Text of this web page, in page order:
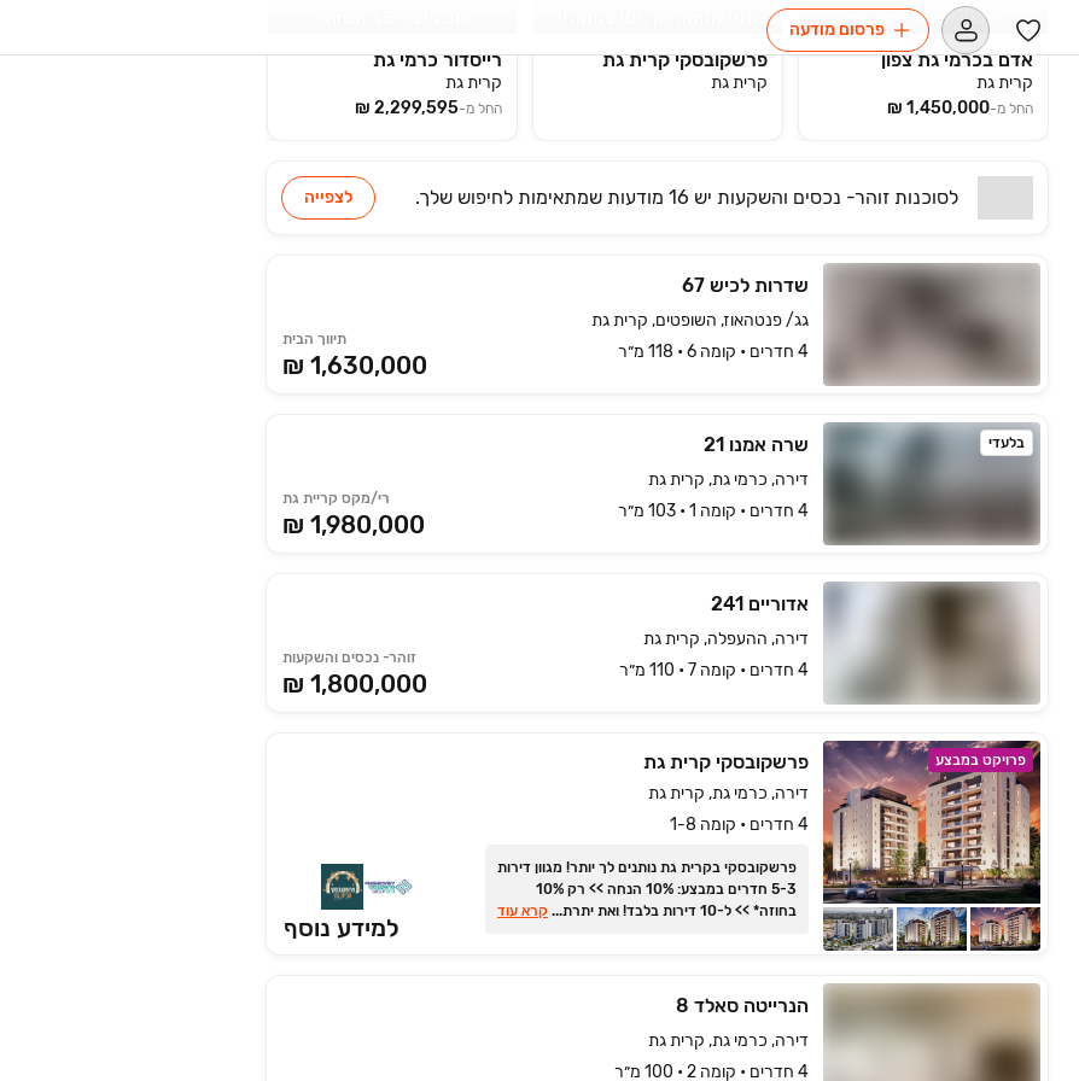
פרסום מודעה
תכנון אדריכלי מוקפד
אדם בכרמי גת צפון
קרית גת
החל מ-
פרשקובסקי קרית גת
קרית גת
רייסדור כרמי גת
קרית גת
החל מ-
לסוכנות זוהר- נכסים והשקעות יש 16 מודעות שמתאימות לחיפוש שלך. לצפייה
תיווך הבית
₪ 1,630,000
שדרות לכיש 67
גג/ פנטהאוז, השופטים, קרית גת
4 חדרים • קומה ‎6‏ • 118 מ״ר
בלעדי
רי/מקס קריית גת
₪ 1,980,000
שרה אמנו 21
דירה, כרמי גת, קרית גת
4 חדרים • קומה ‎1‏ • 103 מ״ר
זוהר- נכסים והשקעות
₪ 1,800,000
אדוריים 241
דירה, ההעפלה, קרית גת
4 חדרים • קומה ‎7‏ • 110 מ״ר
פרויקט במבצע פרשקובסקי קרית גת
דירה, כרמי גת, קרית גת
4 חדרים • קומה 1-8
פרשקובסקי בקרית גת נותנים לך יותר! מגוון דירות
‏3‏-‏5 חדרים במבצע: ‏10% הנחה >> רק ‏10%
בחוזה* >> ל‏-‏10 דירות בלבד! ואת יתרת התשלום
... קרא עוד
למידע נוסף
הנרייטה סאלד 8
דירה, כרמי גת, קרית גת
4 חדרים • קומה ‎2‏ • 100 מ״ר